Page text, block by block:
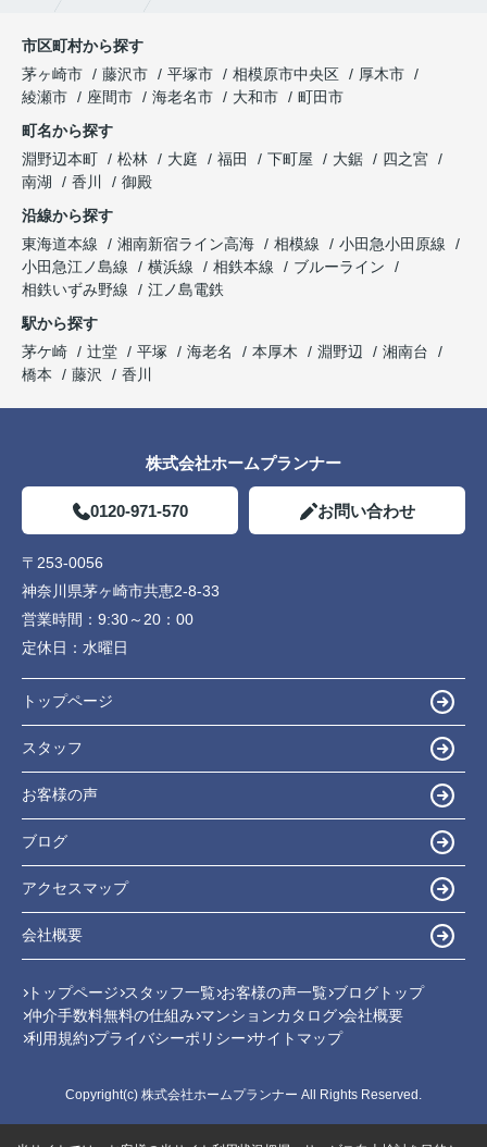
市区町村から探す
茅ヶ崎市
藤沢市 平塚市 相模原市中央区
厚木市
綾瀬市
座間市 海老名市 大和市
町田市
町名から探す
淵野辺本町
松林 大庭 福田 下町屋 大鋸
四之宮
南湖
香川
御殿
沿線から探す
東海道本線
湘南新宿ライン高海 相模線
小田急小田原線
小田急江ノ島線
横浜線 相鉄本線
ブルーライン
相鉄いずみ野線
江ノ島電鉄
駅から探す
茅ケ崎
辻堂 平塚 海老名 本厚木 淵野辺
湘南台
橋本
藤沢 香川
株式会社ホームプランナー
0120-971-570 お問い合わせ
〒253-0056
神奈川県茅ヶ崎市共恵2-8-33
営業時間： 9:30～20：00
定休日： 水曜日
トップページ
スタッフ
お客様の声
ブログ
アクセスマップ
会社概要
トップページ スタッフ一覧 お客様の声一覧 ブログトップ
仲介手数料無料の仕組み マンションカタログ 会社概要
利用規約 プライバシーポリシー サイトマップ
Copyright(c) 株式会社ホームプランナー All Rights Reserved.